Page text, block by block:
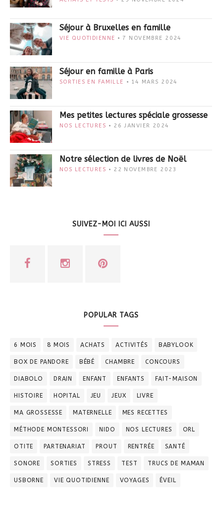
Séjour à Bruxelles en famille
VIE QUOTIDIENNE 7 NOVEMBRE 2024
Séjour en famille à Paris
SORTIES EN FAMILLE 14 MARS 2024
Mes petites lectures spéciale grossesse
NOS LECTURES 26 JANVIER 2024
Notre sélection de livres de Noël
NOS LECTURES 22 NOVEMBRE 2023
SUIVEZ-MOI ICI AUSSI
POPULAR TAGS
6 MOIS 8 MOIS ACHATS ACTIVITÉS BABYLOOK
BOX DE PANDORE BÉBÉ CHAMBRE CONCOURS
DIABOLO DRAIN ENFANT ENFANTS FAIT-MAISON
HISTOIRE HOPITAL JEU JEUX LIVRE
MA GROSSESSE MATERNELLE MES RECETTES
MÉTHODE MONTESSORI NIDO NOS LECTURES ORL
OTITE PARTENARIAT PROUT RENTRÉE SANTÉ
SONORE SORTIES STRESS TEST TRUCS DE MAMAN
USBORNE VIE QUOTIDIENNE VOYAGES ÉVEIL